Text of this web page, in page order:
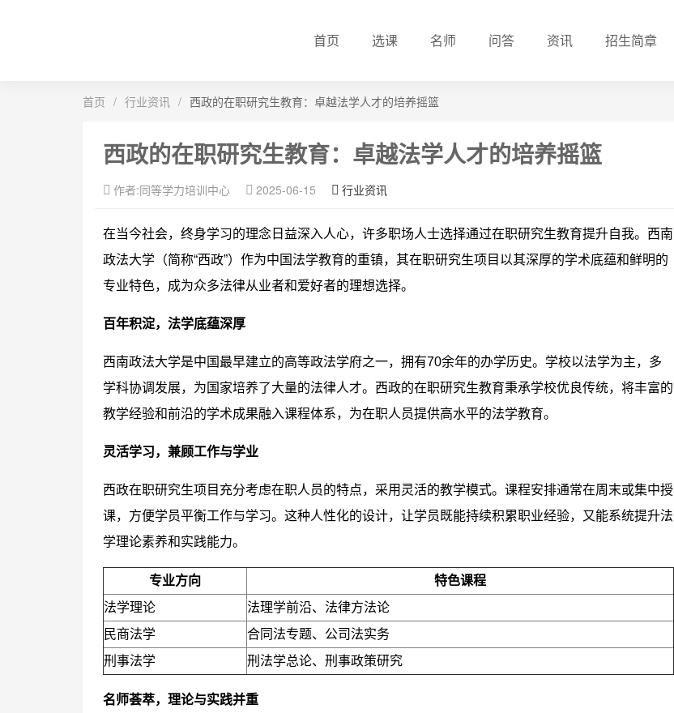
首页 选课 名师 问答 资讯 招生简章
首页 / 行业资讯 / 西政的在职研究生教育：卓越法学人才的培养摇篮
西政的在职研究生教育：卓越法学人才的培养摇篮
作者:同等学力培训中心 2025-06-15 行业资讯
在当今社会，终身学习的理念日益深入人心，许多职场人士选择通过在职研究生教育提升自我。西南
政法大学（简称“西政”）作为中国法学教育的重镇，其在职研究生项目以其深厚的学术底蕴和鲜明的
专业特色，成为众多法律从业者和爱好者的理想选择。
百年积淀，法学底蕴深厚
西南政法大学是中国最早建立的高等政法学府之一，拥有70余年的办学历史。学校以法学为主，多
学科协调发展，为国家培养了大量的法律人才。西政的在职研究生教育秉承学校优良传统，将丰富的
教学经验和前沿的学术成果融入课程体系，为在职人员提供高水平的法学教育。
灵活学习，兼顾工作与学业
西政在职研究生项目充分考虑在职人员的特点，采用灵活的教学模式。课程安排通常在周末或集中授
课，方便学员平衡工作与学习。这种人性化的设计，让学员既能持续积累职业经验，又能系统提升法
学理论素养和实践能力。
专业方向
特色课程
法学理论
法理学前沿、法律方法论
民商法学
合同法专题、公司法实务
刑事法学
刑法学总论、刑事政策研究
名师荟萃，理论与实践并重